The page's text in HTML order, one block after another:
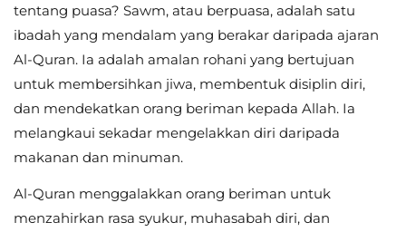
tentang puasa? Sawm, atau berpuasa, adalah satu
ibadah yang mendalam yang berakar daripada ajaran
Al-Quran. Ia adalah amalan rohani yang bertujuan
untuk membersihkan jiwa, membentuk disiplin diri,
dan mendekatkan orang beriman kepada Allah. Ia
melangkaui sekadar mengelakkan diri daripada
makanan dan minuman.
Al-Quran menggalakkan orang beriman untuk
menzahirkan rasa syukur, muhasabah diri, dan